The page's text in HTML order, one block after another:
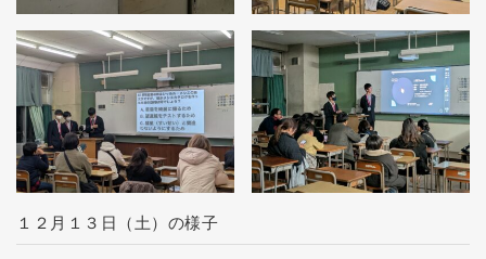
１２月１３日（土）の様子